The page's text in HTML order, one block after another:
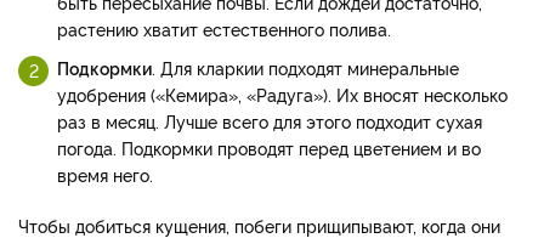
растению хватит естественного полива.
Подкoрмки . Для кларкии подходят минеральные
удобрения («Кемира», «Радуга»). Их вносят несколько
раз в месяц. Лучше всего для этого подходит сухая
погода. Подкормки проводят перед цветением и во
время него.
Чтобы добиться кущения, побеги прищипывают, когда они